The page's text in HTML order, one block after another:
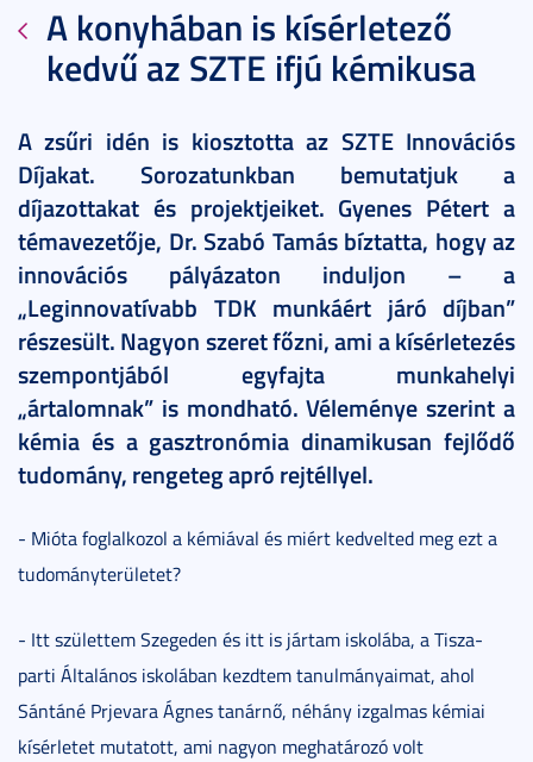
A konyhában is kísérletező
kedvű az SZTE ifjú kémikusa
A zsűri idén is kiosztotta az SZTE Innovációs
Díjakat. Sorozatunkban bemutatjuk a
díjazottakat és projektjeiket. Gyenes Pétert a
témavezetője, Dr. Szabó Tamás bíztatta, hogy az
innovációs pályázaton induljon – a
„Leginnovatívabb TDK munkáért járó díjban”
részesült. Nagyon szeret főzni, ami a kísérletezés
szempontjából egyfajta munkahelyi
„ártalomnak” is mondható. Véleménye szerint a
kémia és a gasztronómia dinamikusan fejlődő
tudomány, rengeteg apró rejtéllyel.
- Mióta foglalkozol a kémiával és miért kedvelted meg ezt a
tudományterületet?
- Itt születtem Szegeden és itt is jártam iskolába, a Tisza-
parti Általános iskolában kezdtem tanulmányaimat, ahol
Sántáné Prjevara Ágnes tanárnő, néhány izgalmas kémiai
kísérletet mutatott, ami nagyon meghatározó volt